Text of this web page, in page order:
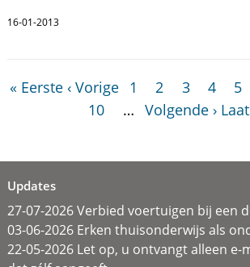
16-01-2013
« Eerste ‹ Vorige 1 2 3 4 5
10
… Volgende ›
Updates
27-07-2026 Verbied voertuigen bij een
03-06-2026 Erken thuisonderwijs als
22-05-2026 Let op, u ontvangt alleen e-